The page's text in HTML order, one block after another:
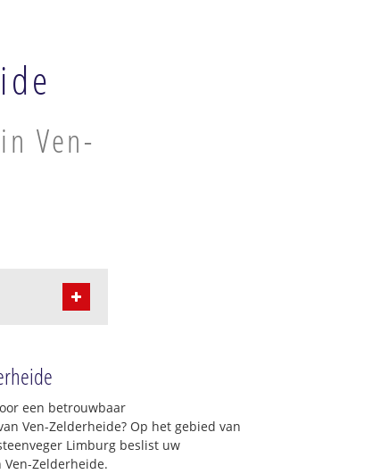
Ven-
een betrouwbaar
Ven-Zelderheide? Op het gebied van
Limburg beslist uw
Zelderheide.